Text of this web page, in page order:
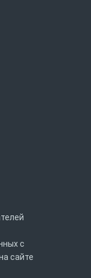
с
сайте